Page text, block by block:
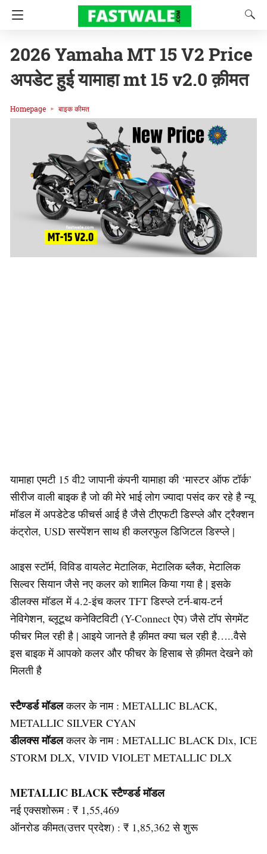
2026 Yamaha MT 15 V2 Price
अपडेट हुई यामाहा mt 15 v2.0 क़ीमत
Homepage बाइक कीमत
यामाहा एमटी 15 वी2 जापानी कंपनी यामाहा की ‘मास्टर ऑफ टॉर्क’
सीरीज वाली बाइक है जो की मेरे भाई लोग ज्यादा पसंद कर रहे है न्यू
मॉडल में अपडेटेड फीचर्स आई है जैसे टीएफटी डिस्प्ले और ट्रैक्शन
कंट्रोल, USD सस्पेंशन साथ ही कलरफुल डिजिटल डिस्प्ले |
आइस स्टॉर्म, विविड वायलेट मेटालिक, मेटालिक ब्लैक, मेटालिक
सिल्वर सियान जैसे नए कलर को शामिल किया गया है | इसके
डीलक्स मॉडल में 4.2-इंच कलर TFT डिस्प्ले टर्न-बाय-टर्न
नेविगेशन, ब्लूटूथ कनेक्टिविटी (Y-Connect ऐप) जैसे टॉप सेगमेंट
फीचर मिल रही है | आइये जानते है क़ीमत क्या चल रही है…..वैसे
इस बाइक में आपको कलर और फीचर के हिसाब से क़ीमत देखने को
मिलती है
स्टैण्डर्ड मॉडलकलर के नाम : METALLIC BLACK,
METALLIC SILVER CYAN
डीलक्स मॉडलकलर के नाम : METALLIC BLACK Dlx, ICE
STORM DLX, VIVID VIOLET METALLIC DLX
METALLIC BLACK स्टैण्डर्ड मॉडल
नई एक्सशोरूम : ₹ 1,55,469
ऑनरोड कीमत(उत्तर प्रदेश) : ₹ 1,85,362 से शुरू